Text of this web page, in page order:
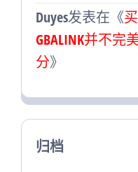
Duyes发表在《
GBALINK并不
分》
归档